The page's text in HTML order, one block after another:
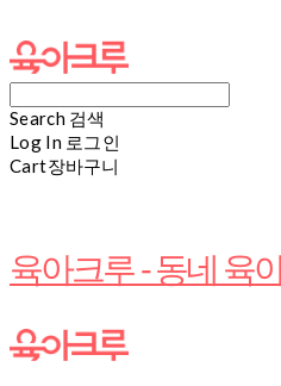
Search 검색
Log In 로그인
Cart장바구니
육아크루 - 동네 육